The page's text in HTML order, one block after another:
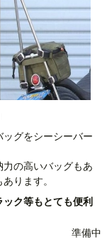
グをシーシーバー
の高いバッグもあ
ります。
ク等もとても便利
準備中